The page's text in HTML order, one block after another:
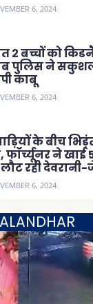
6, 2024
2 बच्चों को
पुलिस ने
काबू
6, 2024
के बीच
ने खाई
से लौट रही
6, 2024